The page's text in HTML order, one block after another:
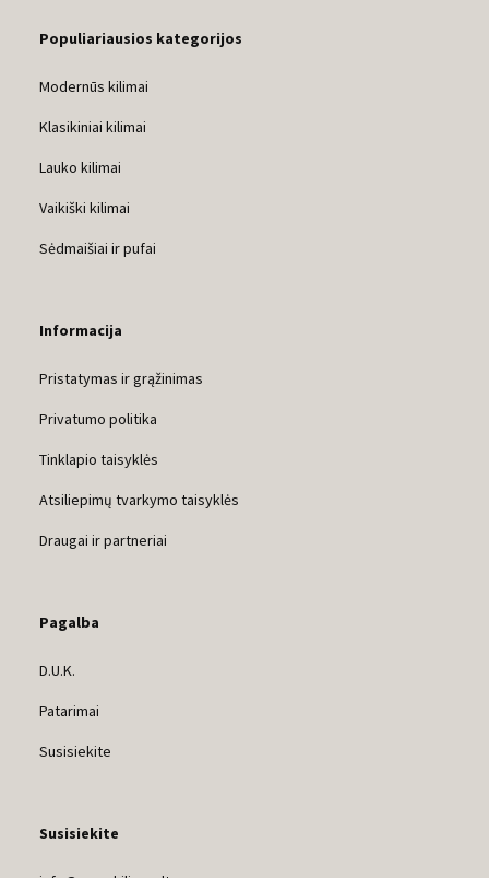
Populiariausios kategorijos
Modernūs kilimai
Klasikiniai kilimai
Lauko kilimai
Vaikiški kilimai
Sėdmaišiai ir pufai
Informacija
Pristatymas ir grąžinimas
Privatumo politika
Tinklapio taisyklės
Atsiliepimų tvarkymo taisyklės
Draugai ir partneriai
Pagalba
D.U.K.
Patarimai
Susisiekite
Susisiekite